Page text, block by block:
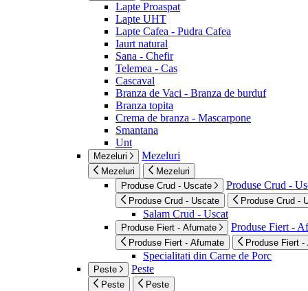
Lapte Proaspat
Lapte UHT
Lapte Cafea - Pudra Cafea
Iaurt natural
Sana - Chefir
Telemea - Cas
Cascaval
Branza de Vaci - Branza de burduf
Branza topita
Crema de branza - Mascarpone
Smantana
Unt
Mezeluri Mezeluri
Mezeluri
Mezeluri
Produse Crud - Uscate
Produse Crud -
Produse Crud - Uscate Produse Crud -
Salam Crud - Uscat
Produse Fiert - Afumate Produse Fiert -
Produse Fiert - Afumate Produse Fiert -
Specialitati din Carne de Porc
Peste Peste
Peste Peste